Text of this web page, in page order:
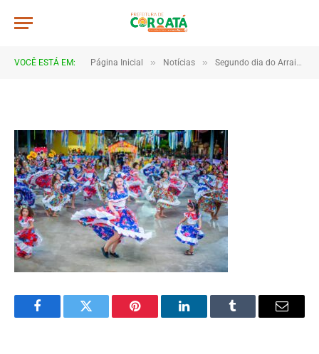
VOCÊ ESTÁ EM: Página Inicial » Notícias » Segundo dia do Arraial do Saber é marcado por encantamento e integração entre escolas e comunidade
JWR_3706
FacebookTwitter Pinterest LinkedInTumblr Email